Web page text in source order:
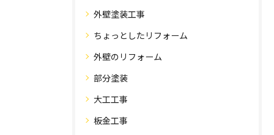
外壁塗装工事
ちょっとしたリフォーム
外壁のリフォーム
部分塗装
大工工事
板金工事